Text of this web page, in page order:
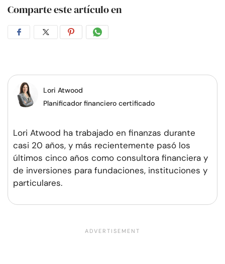
Comparte este artículo en
CompartirCompartirCompartirCompartir
Lori Atwood
Planificador financiero certificado
Lori Atwood ha trabajado en finanzas durante
casi 20 años, y más recientemente pasó los
últimos cinco años como consultora financiera y
de inversiones para fundaciones, instituciones y
particulares.